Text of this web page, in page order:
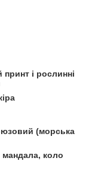
принт і рослинні
(морська
мандала, коло